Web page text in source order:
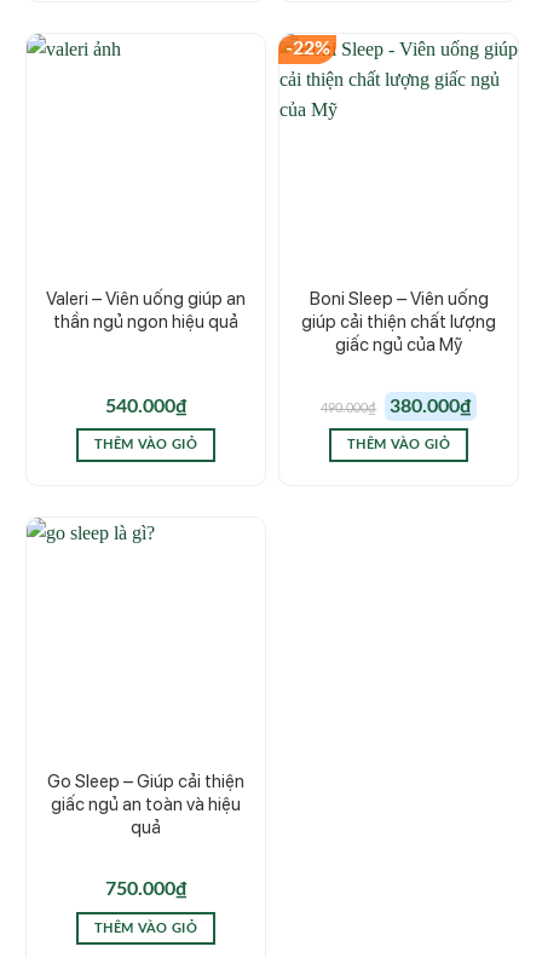
Valeri – Viên uống giúp an
thần ngủ ngon hiệu quả
540.000₫
THÊM VÀO GIỎ
-22%
Boni Sleep – Viên uống
giúp cải thiện chất lượng
giấc ngủ của Mỹ
490.000₫
Giá
gốc
là:
490.000₫.
380.000₫ hiện
THÊM VÀO GIỎ
Go Sleep – Giúp cải thiện
giấc ngủ an toàn và hiệu
quả
750.000₫
THÊM VÀO GIỎ